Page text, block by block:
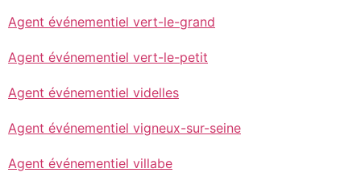
Agent événementiel vert-le-grand
Agent événementiel vert-le-petit
Agent événementiel videlles
Agent événementiel vigneux-sur-seine
Agent événementiel villabe